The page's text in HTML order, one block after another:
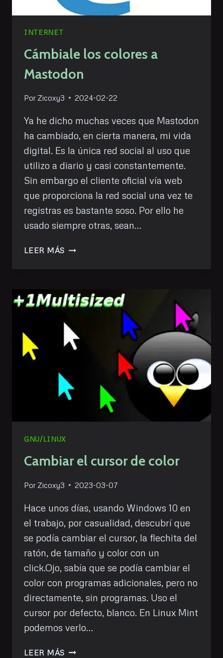
INTERNET
Cámbiale los colores a
Mastodon
Por Zicoxy3 2024-02-22
Ya he dicho muchas veces que Mastodon
ha cambiado, en cierta manera, mi vida
digital. Es la única red social al uso que
utilizo a diario y casi constantemente.
Sin embargo el cliente oficial vía web
que proporciona la red social una vez te
registras es bastante soso. Por ello he
usado siempre otras, sean…
LEER MÁS CÁMBIALE
MASTODON
GNU/LINUX
Cambiar el cursor de color
Por Zicoxy3 2023-03-07
Hace unos días, usando Windows 10 en
el trabajo, por casualidad, descubrí que
se podía cambiar el cursor, la flechita del
ratón, de tamaño y color con un
click.Ojo, sabía que se podía cambiar el
color con programas adicionales, pero no
directamente, sin programas. Uso el
cursor por defecto, blanco. En Linux Mint
podemos verlo…
LEER MÁS CAMBIAR